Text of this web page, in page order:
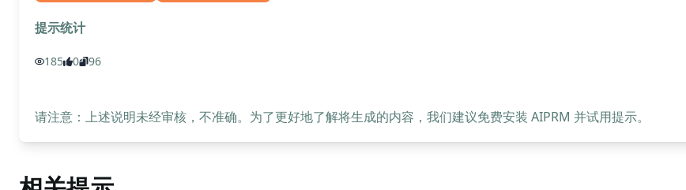
提示统计
185 0 96
请注意：上述说明未经审核，不准确。为了更好地了解将生成的内容，我们建议免费安装 AIPRM 并试用提示。